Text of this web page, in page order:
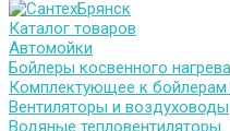
Каталог товаров
Автомойки
Бойлеры косвенного нагрева
Комплектующее к бойлерам
Вентиляторы и воздуховоды
Водяные тепловентиляторы